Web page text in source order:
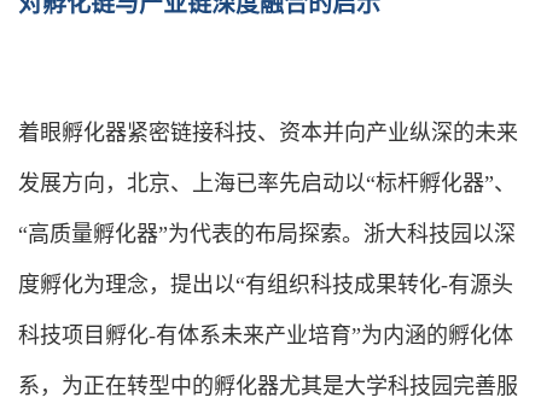
着眼孵化器紧密链接科技、资本并向产业纵深的未来
发展方向，北京、上海已率先启动以“标杆孵化器”、
“高质量孵化器”为代表的布局探索。浙大科技园以深
度孵化为理念，提出以“有组织科技成果转化-有源头
科技项目孵化-有体系未来产业培育”为内涵的孵化体
系，为正在转型中的孵化器尤其是大学科技园完善服